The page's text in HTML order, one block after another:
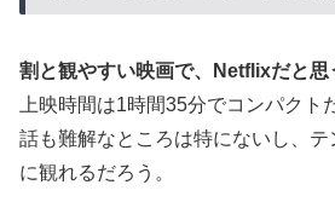
割と観やすい映画で、Netflixだと思
上映時間は1時間35分でコンパクト
話も難解なところは特にないし、
に観れるだろう。